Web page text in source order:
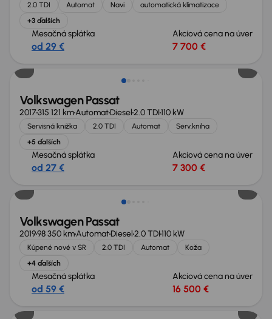
2.0 TDI Automat Navi
automatická klimatizace
+3 ďalších
Mesačná splátka
od 29 €
Akciová cena na úver
7 700 €
Volkswagen Passat
2017315 121 kmAutomatDiesel2.0 TDI110 kW
Servisná knižka 2.0 TDI Automat
Serv.kniha
+5 ďalších
Mesačná splátka
od 27 €
Akciová cena na úver
7 300 €
Volkswagen Passat
201998 350 kmAutomatDiesel2.0 TDI110 kW
Kúpené nové v SR 2.0 TDI Automat
Koža
+4 ďalších
Mesačná splátka
od 59 €
Akciová cena na úver
16 500 €